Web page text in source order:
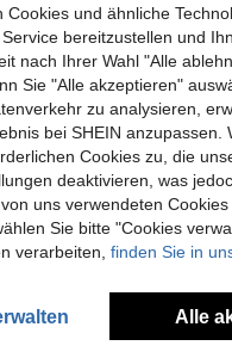
0,02€ sparen
Klappbarer Laptoptisch Betttisch, Frühstückstablett Sofatisch Mit 5 Verstellbaren Winkeln, Ergonomischer Betttablett Tisch Mit Getränkehalter, 55,5x32,5x25cm Für Bett Sofa Fensterbank Lesen Frühstück
-2% Handgenähtes
5,21€
Cookies und ähnliche
bereitzustellen und
nach Ihrer Wahl "Alle
Sie "Alle akzeptieren"
zu analysieren,
bei SHEIN
Cookies zu, die
deaktivieren, was
uns verwendeten
Sie bitte "Cookies
verarbeiten, finden Sie in
Alle